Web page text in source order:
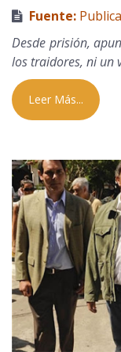
Fuente:
Desde prisión,
los traidores, ni un
Leer Más...